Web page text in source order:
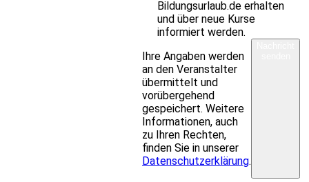
Bildungsurlaub.de erhalten
und über neue Kurse
informiert werden.
Ihre Angaben werden
an den Veranstalter
übermittelt und
vorübergehend
gespeichert. Weitere
Informationen, auch
zu Ihren Rechten,
finden Sie in unserer
Datenschutzerklärung.